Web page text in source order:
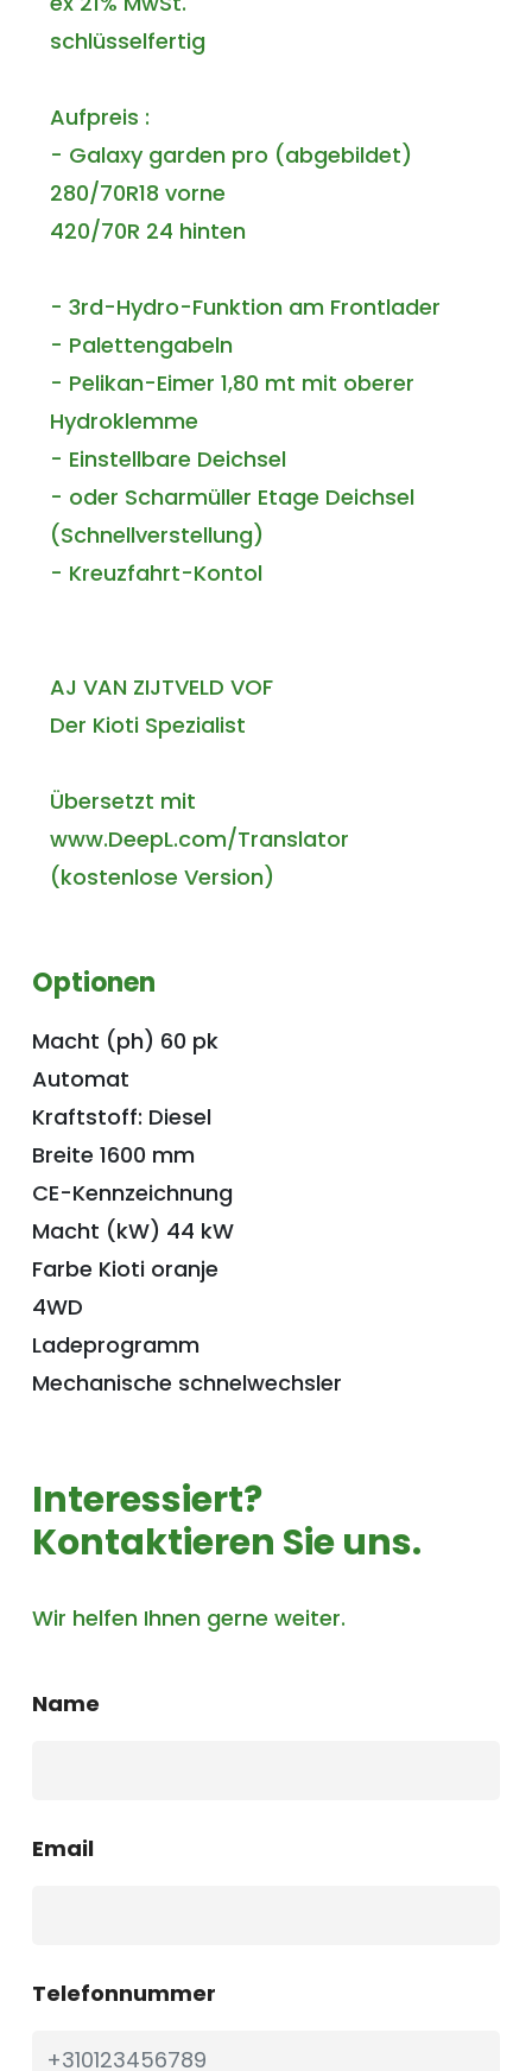
schlüsselfertig
Aufpreis :
- Galaxy garden pro (abgebildet)
280/70R18 vorne
420/70R 24 hinten
- 3rd-Hydro-Funktion am Frontlader
- Palettengabeln
- Pelikan-Eimer 1,80 mt mit oberer
Hydroklemme
- Einstellbare Deichsel
- oder Scharmüller Etage Deichsel
(Schnellverstellung)
- Kreuzfahrt-Kontol
AJ VAN ZIJTVELD VOF
Der Kioti Spezialist
Übersetzt mit
www.DeepL.com/Translator
(kostenlose Version)
Optionen
Macht (ph) 60 pk
Automat
Kraftstoff: Diesel
Breite 1600 mm
CE-Kennzeichnung
Macht (kW) 44 kW
Farbe Kioti oranje
4WD
Ladeprogramm
Mechanische schnelwechsler
Interessiert?
Kontaktieren Sie uns.
Wir helfen Ihnen gerne weiter.
Name
Email
Telefonnummer